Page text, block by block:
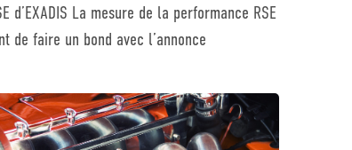
d’EXADIS La mesure de la performance RSE
de faire un bond avec l’annonce